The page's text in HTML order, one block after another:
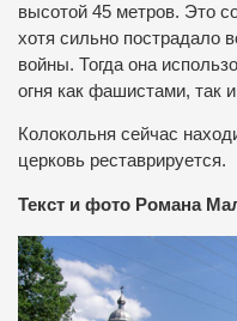
высотой 45 метров. Это
хотя сильно пострадало
войны. Тогда она
огня как фашистами, так
Колокольня сейчас
церковь реставрируется.
Текст и фото Романа